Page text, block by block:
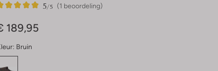
(1 beoordeling)
5/5
189,95
Bruin